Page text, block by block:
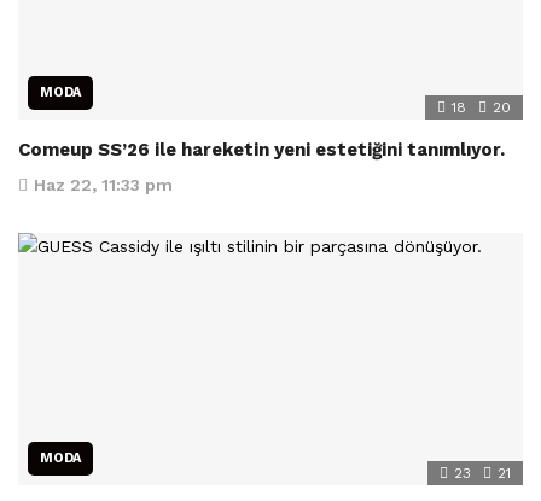
MODA
18 20
Comeup SS’26 ile hareketin yeni estetiğini tanımlıyor.
Haz 22, 11:33 pm
MODA
23 21